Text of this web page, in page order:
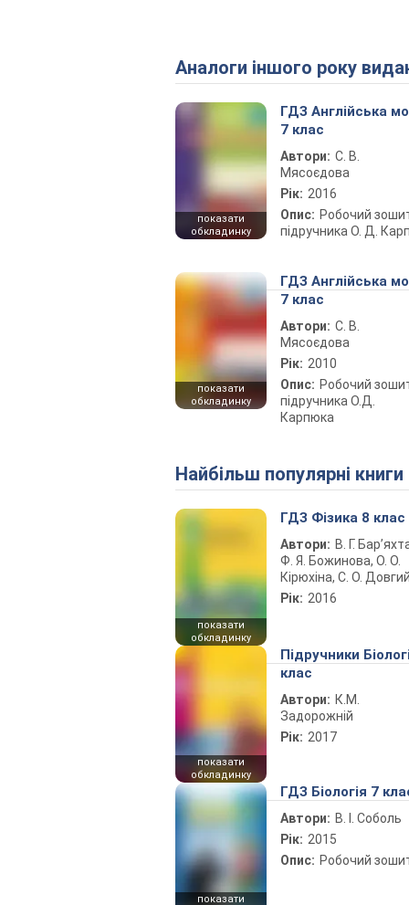
Аналоги іншого року
показати
обкладинку
ГДЗ Англійська
7 клас
Автори: С. В.
Мясоєдова
Рік: 2016
Опис: Робочий
підручника О. Д.
показати
обкладинку
ГДЗ Англійська
7 клас
Автори: С. В.
Мясоєдова
Рік: 2010
Опис: Робочий
підручника О.Д.
Карпюка
Найбільш популярні книги
показати
обкладинку
ГДЗ Фізика 8 клас
Автори: В. Г.
Ф. Я. Божинова, О. О.
Кірюхіна, С. О.
Рік: 2016
показати
обкладинку
Підручники
клас
Автори: К.М.
Задорожній
Рік: 2017
показати
ГДЗ Біологія 7
Автори: В. І. Соболь
Рік: 2015
Опис: Робочий